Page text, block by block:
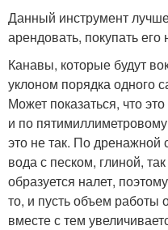
Данный инструмент
арендовать, покупать его
Канавы, которые будут
уклоном порядка одного
Может показаться, что
и по
это не так. По дренажной
вода с песком, глиной,
образуется налет,
то, и пусть объем работы
вместе с тем